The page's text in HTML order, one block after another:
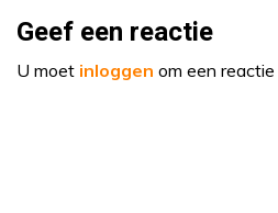
Geef een reactie
U moet inloggen om een